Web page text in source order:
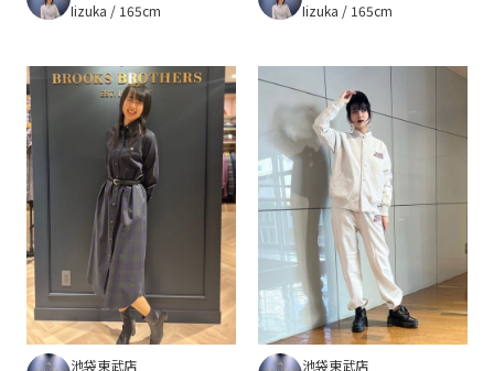
Iizuka
165cm
Iizuka
165cm
池袋東武店
池袋東武店